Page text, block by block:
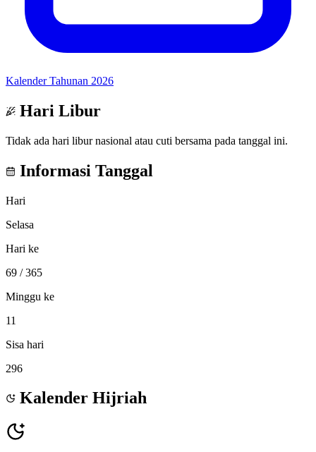
Kalender Tahunan 2026
Hari Libur
Tidak ada hari libur nasional atau cuti bersama pada tanggal ini.
Informasi Tanggal
Hari
Selasa
Hari ke
69 / 365
Minggu ke
11
Sisa hari
296
Kalender Hijriah